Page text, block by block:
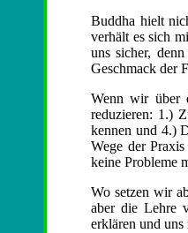
Buddha hielt
verhält es sich
uns sicher,
Geschmack der
Wenn wir über
reduzieren: 1.)
kennen und 4.)
Wege der
keine Probleme
Wo setzen wir
aber die Lehre
erklären und uns